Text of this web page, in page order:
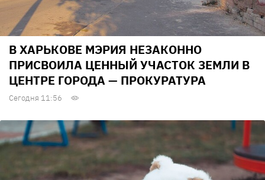
В ХАРЬКОВЕ МЭРИЯ НЕЗАКОННО
ПРИСВОИЛА ЦЕННЫЙ УЧАСТОК ЗЕМЛИ В
ЦЕНТРЕ ГОРОДА — ПРОКУРАТУРА
Сегодня 11:56